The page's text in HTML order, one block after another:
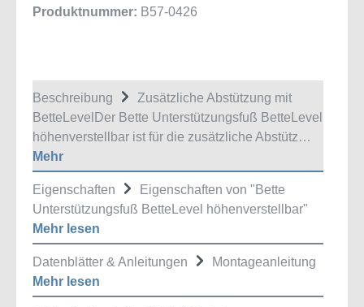
Produktnummer: B57-0426
Beschreibung
Zusätzliche Abstützung mit
BetteLevelDer Bette Unterstützungsfuß BetteLevel
höhenverstellbar ist für die zusätzliche Abstütz…
Mehr
Eigenschaften
Eigenschaften von "Bette
Unterstützungsfuß BetteLevel höhenverstellbar"
Mehr lesen
Datenblätter & Anleitungen
Montageanleitung
Mehr lesen